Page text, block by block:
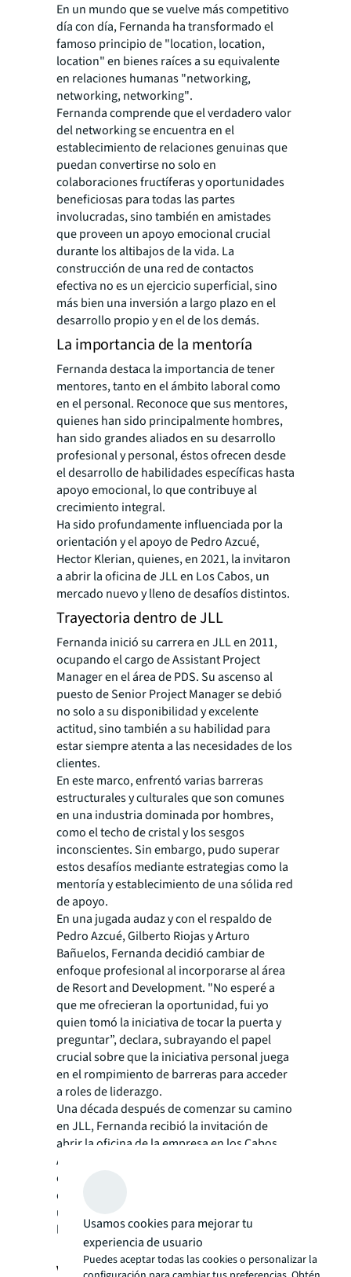
En un mundo que se vuelve más competitivo
día con día, Fernanda ha transformado el
famoso principio de"location, location,
location"en bienes raíces a su equivalente
en relaciones humanas"networking,
networking, networking".
Fernanda comprende que el verdadero valor
del networking se encuentra en el
establecimiento de relaciones genuinas que
puedan convertirse no solo en
colaboraciones fructíferas y oportunidades
beneficiosas para todas las partes
involucradas, sino también en amistades
que proveen un apoyo emocional crucial
durante los altibajos de la vida. La
construcción de una red de contactos
efectiva no es un ejercicio superficial, sino
más bien una inversión a largo plazo en el
desarrollo propio y en el de los demás.
La importancia de la mentoría
Fernanda destaca la importancia de tener
mentores, tanto en el ámbito laboral como
en el personal. Reconoce que sus mentores,
quienes han sido principalmente hombres,
han sido grandes aliados en su desarrollo
profesional y personal, éstos ofrecen desde
el desarrollo de habilidades específicas hasta
apoyo emocional, lo que contribuye al
crecimiento integral.
Ha sido profundamente influenciada por la
orientación y el apoyo de Pedro Azcué,
HectorKlerian, quienes, en 2021, la invitaron
a abrir la oficina de JLL en Los Cabos, un
mercado nuevo y lleno de desafíos distintos.
Trayectoria dentro de JLL
Fernanda inició su carrera en JLL en 2011,
ocupando el cargo de Assistant Project
Manager en elárea de PDS. Su ascenso al
puesto de Senior Project Manager se debió
no solo a su disponibilidad y excelente
actitud, sino también a su habilidad para
estar siempre atenta a las necesidades de los
clientes.
En este marco, enfrentó varias barreras
estructurales y culturales que son comunes
en una industria dominada por hombres,
como el techo de cristal y los sesgos
inconscientes. Sin embargo, pudo superar
estos desafíos mediante estrategias como la
mentoría y establecimiento de una sólida red
de apoyo.
En una jugada audaz y con el respaldo de
Pedro Azcué, Gilberto Riojas y Arturo
Bañuelos, Fernanda decidió cambiar de
enfoque profesional al incorporarse al área
de Resort and Development. "No esperé a
que me ofrecieran la oportunidad, fui yo
quien tomó la iniciativa de tocar la puerta y
preguntar”, declara, subrayando el papel
crucial sobre que la iniciativa personal juega
en el rompimiento de barreras para acceder
a roles de liderazgo.
Una década después de comenzar su camino
en JLL, Fernanda recibió la invitación de
abrir laoficina de la empresa en los Cabos.
Atribuye gran parte de su éxito al ambiente
colaborativo en JLL y al apoyo Incondicional
de sus compañeres de trabajo. Su historia es
un testimonio del poder de la colaboración y
liderazgo positivo en un entorno de trabajo.
Visión a futuro y legado
Usamos cookies para mejorar tu
experiencia de usuario
Puedes aceptar todas las cookies o personalizar la